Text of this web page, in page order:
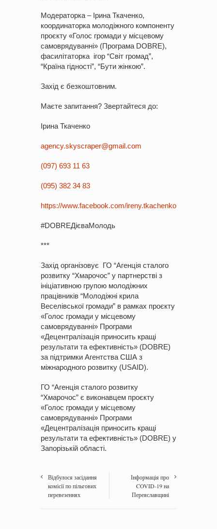
Модераторка – Ірина Ткаченко,
координаторка молодіжного компоненту
проєкту «Голос громади у місцевому
самоврядуванні» (Програма DOBRE),
фасилітаторка ігор “Світ громад”,
“Країна гідності”, “Бути жінкою”.
Захід є безкоштовним.
Маєте запитання? Звертайтеся до:
Ірина Ткаченко
agency.skyscraper@gmail.com
(097) 693 11 63
(095) 382 34 83
https://www.facebook.com/ireny.tkachenko
#DOBREДієваМолодь
***
Захід організовує ГО “Агенція сталого
розвитку “Хмарочос” у партнерстві з
ініціативною групою молодіжних
працівників “Молодіжні крила
Веселівської громади” в рамках проєкту
«Голос громади у місцевому
самоврядуванні» Програми
«Децентралізація приносить кращі
результати та ефективність» (DOBRE)
за підтримки Агентства США з
міжнародного розвитку (USAID).
ГО “Агенція сталого розвитку
“Хмарочос” є виконавцем проєкту
«Голос громади у місцевому
самоврядуванні» Програми
«Децентралізація приносить кращі
результати та ефективність» (DOBRE) у
Запорізькій області.
Відбулося засідання
комісії по пільгових
перевезеннях
Інформація про
COVID-19 на
Переяславщині